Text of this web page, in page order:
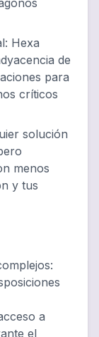
: Hexa
de
para
críticos
solución
menos
y tus
:
a
el